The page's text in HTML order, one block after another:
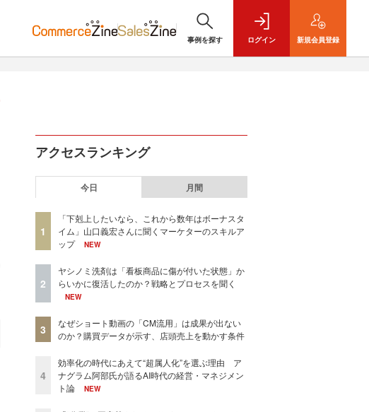
事例を探す ログイン 新規会員登録
アクセスランキング
今日 月間
1
「下剋上したいなら、これから数年はボーナスタ
イム」山口義宏さんに聞くマーケターのスキルア
ップ
NEW
2
ヤシノミ洗剤は「看板商品に傷が付いた状態」か
らいかに復活したのか？戦略とプロセスを聞く
NEW
3
なぜショート動画の「CM流用」は成果が出ない
のか？購買データが示す、店頭売上を動かす条件
4
効率化の時代にあえて“超属人化”を選ぶ理由 ア
ナグラム阿部氏が語るAI時代の経営・マネジメン
ト論
NEW